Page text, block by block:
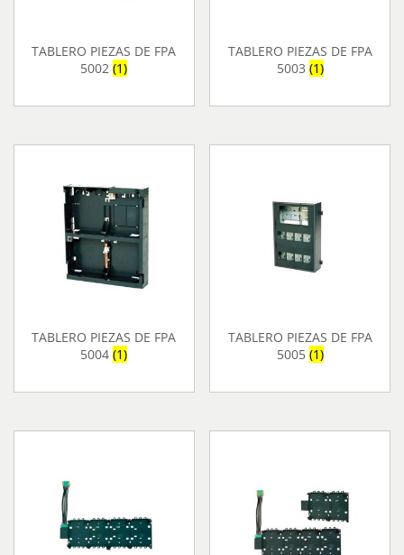
TABLERO PIEZAS DE FPA
5002(1)
TABLERO PIEZAS DE FPA
5003 (1)
TABLERO PIEZAS DE FPA
5004(1)
TABLERO PIEZAS DE FPA
5005 (1)